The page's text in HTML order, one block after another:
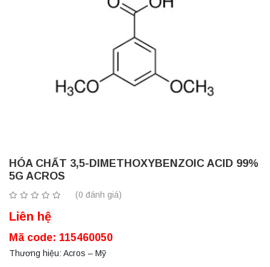
HÓA CHẤT 3,5-DIMETHOXYBENZOIC ACID 99%
5G ACROS
(0 đánh giá)
Liên hệ
Mã code: 115460050
Thương hiệu: Acros – Mỹ